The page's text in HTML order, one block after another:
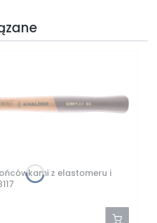
z elastomeru i